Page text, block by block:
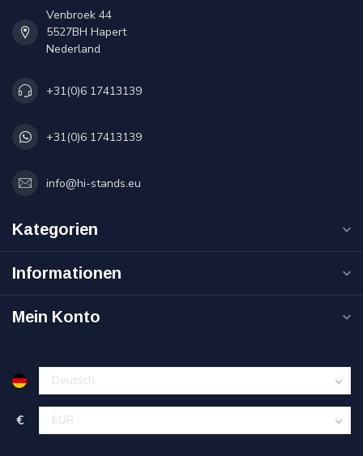
Venbroek 44
5527BH Hapert
Nederland
+31(0)6 17413139
+31(0)6 17413139
info@hi-stands.eu
Kategorien
Informationen
Mein Konto
€